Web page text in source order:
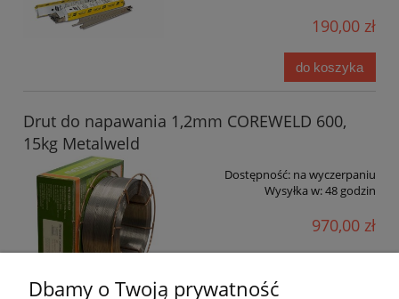
190,00 zł
do koszyka
Drut do napawania 1,2mm COREWELD 600,
15kg Metalweld
Dostępność: na wyczerpaniu
Wysyłka w:48 godzin
970,00 zł
Dbamy o Twoją prywatność